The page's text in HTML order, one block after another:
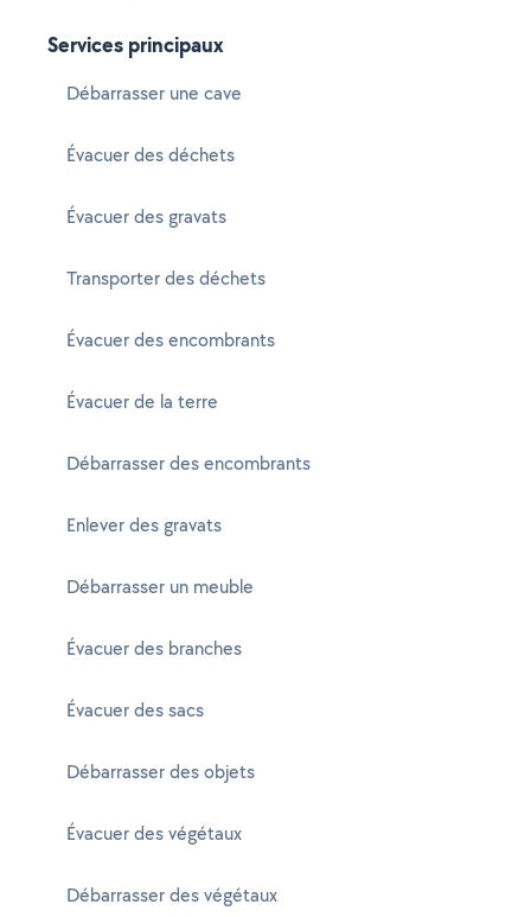
Services principaux
Débarrasser une cave
Évacuer des déchets
Évacuer des gravats
Transporter des déchets
Évacuer des encombrants
Évacuer de la terre
Débarrasser des encombrants
Enlever des gravats
Débarrasser un meuble
Évacuer des branches
Évacuer des sacs
Débarrasser des objets
Évacuer des végétaux
Débarrasser des végétaux